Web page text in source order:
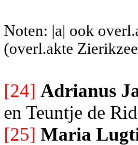
Noten: |a| ook
(overl.akte
[24] Adrianus
en Teuntje de
[25] Maria